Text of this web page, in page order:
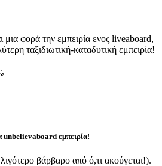
μια φορά την εμπειρία ενος liveaboard,
ταξιδιωτική-καταδυτική εμπειρία!
unbelievaboard εμπειρία!
βάρβαρο από ό,τι ακούγεται!).